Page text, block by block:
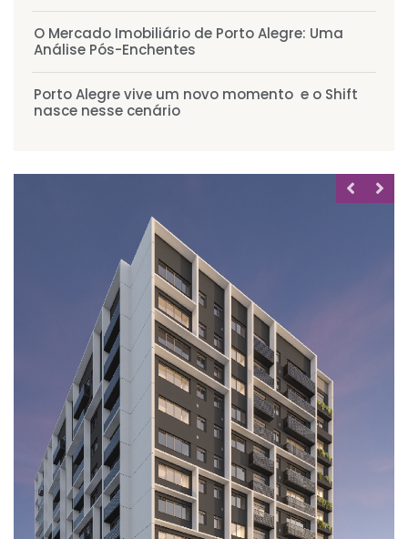
O Mercado Imobiliário de Porto Alegre: Uma
Análise Pós-Enchentes
Porto Alegre vive um novo momento e o Shift
nasce nesse cenário
MIRADOURO
Santa Cecília 2235
66m² à 82m²